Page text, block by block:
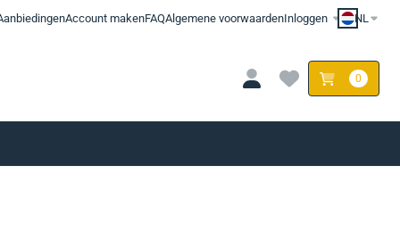
Account makenFAQAlgemene voorwaardenInloggen NL
0